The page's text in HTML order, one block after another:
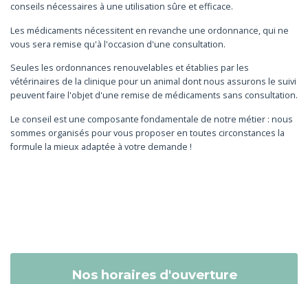
conseils nécessaires à une utilisation sûre et efficace.
Les médicaments nécessitent en revanche une ordonnance, qui ne
vous sera remise qu'à l'occasion d'une consultation.
Seules les ordonnances renouvelables et établies par les
vétérinaires de la clinique pour un animal dont nous assurons le suivi
peuvent faire l'objet d'une remise de médicaments sans consultation.
Le conseil est une composante fondamentale de notre métier : nous
sommes organisés pour vous proposer en toutes circonstances la
formule la mieux adaptée à votre demande !
Nos horaires d'ouverture